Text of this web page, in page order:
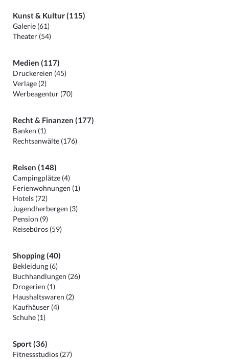
Kunst & Kultur (115)
Galerie (61)
Theater (54)
Medien (117)
Druckereien (45)
Verlage (2)
Werbeagentur (70)
Recht & Finanzen (177)
Banken (1)
Rechtsanwälte (176)
Reisen (148)
Campingplätze (4)
Ferienwohnungen (1)
Hotels (72)
Jugendherbergen (3)
Pension (9)
Reisebüros (59)
Shopping (40)
Bekleidung (6)
Buchhandlungen (26)
Drogerien (1)
Haushaltswaren (2)
Kaufhäuser (4)
Schuhe (1)
Sport (36)
Fitnessstudios (27)